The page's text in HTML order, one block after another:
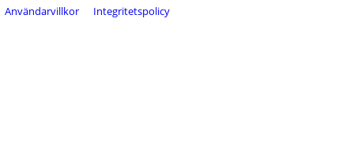
Användarvillkor Integritetspolicy